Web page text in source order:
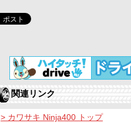
関連リンク
> カワサキ Ninja400 トップ